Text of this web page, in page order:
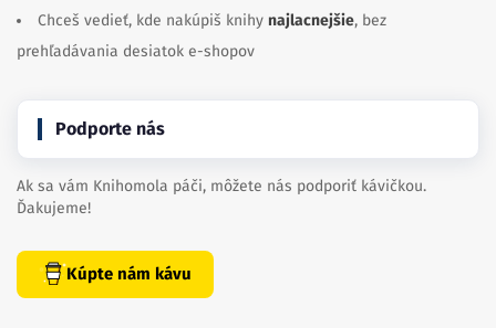
Chceš vedieť, kde nakúpiš knihy najlacnejšie, bez
prehľadávania desiatok e-shopov
Podporte nás
Ak sa vám Knihomola páči, môžete nás podporiť kávičkou.
Ďakujeme!
Kúpte nám kávu